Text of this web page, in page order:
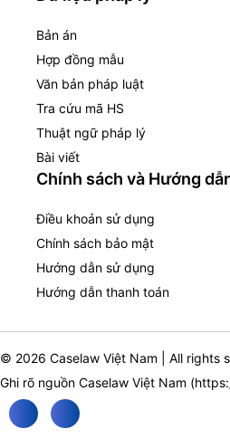
Bản án
Hợp đồng mẫu
Văn bản pháp luật
Tra cứu mã HS
Thuật ngữ pháp lý
Bài viết
Chính sách và Hướng
Điều khoản sử dụng
Chính sách bảo mật
Hướng dẫn sử dụng
Hướng dẫn thanh toán
© 2026 Caselaw Việt Nam | All rights
Ghi rõ nguồn Caselaw Việt Nam (